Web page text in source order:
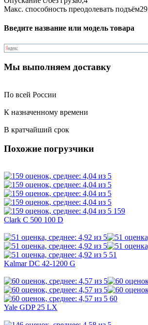
Макс. способность преодолевать подъём29
Введите название или модель товара
Мы выполняем доставку
По всей России
К назначенному времени
В кратчайший срок
Похожие погрузчики
159
Clark C 500 100 D
51
Kalmar DC 42-1200 G
60
Yale GDP 25 LX